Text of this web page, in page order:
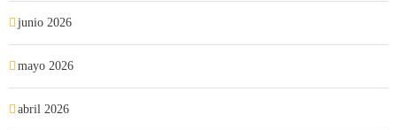
junio 2026
mayo 2026
abril 2026